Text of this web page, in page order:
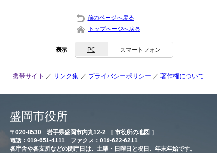
前のページへ戻る
トップページへ戻る
表示 PC スマートフォン
携帯サイト リンク集 プライバシーポリシー 著作権について
盛岡市役所
〒020-8530 岩手県盛岡市内丸12-2 [ 市役所の地図 ］
電話：019-651-4111 ファクス：019-622-6211
各庁舎や各支所などの閉庁日は、土曜・日曜日と祝日、年末年始です。